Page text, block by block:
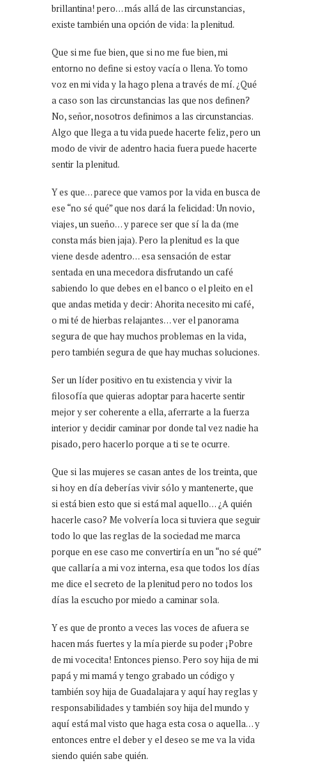
brillantina! pero… más allá de las circunstancias,
existe también una opción de vida: la plenitud.
Que si me fue bien, que si no me fue bien, mi
entorno no define si estoy vacía o llena. Yo tomo
voz en mi vida y la hago plena a través de mí. ¿Qué
a caso son las circunstancias las que nos definen?
No, señor, nosotros definimos a las circunstancias.
Algo que llega a tu vida puede hacerte feliz, pero un
modo de vivir de adentro hacia fuera puede hacerte
sentir la plenitud.
Y es que… parece que vamos por la vida en busca de
ese “no sé qué” que nos dará la felicidad: Un novio,
viajes, un sueño… y parece ser que sí la da (me
consta más bien jaja). Pero la plenitud es la que
viene desde adentro… esa sensación de estar
sentada en una mecedora disfrutando un café
sabiendo lo que debes en el banco o el pleito en el
que andas metida y decir: Ahorita necesito mi café,
o mi té de hierbas relajantes… ver el panorama
segura de que hay muchos problemas en la vida,
pero también segura de que hay muchas soluciones.
Ser un líder positivo en tu existencia y vivir la
filosofía que quieras adoptar para hacerte sentir
mejor y ser coherente a ella, aferrarte a la fuerza
interior y decidir caminar por donde tal vez nadie ha
pisado, pero hacerlo porque a ti se te ocurre.
Que si las mujeres se casan antes de los treinta, que
si hoy en día deberías vivir sólo y mantenerte, que
si está bien esto que si está mal aquello… ¿A quién
hacerle caso? Me volvería loca si tuviera que seguir
todo lo que las reglas de la sociedad me marca
porque en ese caso me convertiría en un “no sé qué”
que callaría a mi voz interna, esa que todos los días
me dice el secreto de la plenitud pero no todos los
días la escucho por miedo a caminar sola.
Y es que de pronto a veces las voces de afuera se
hacen más fuertes y la mía pierde su poder ¡Pobre
de mi vocecita! Entonces pienso. Pero soy hija de mi
papá y mi mamá y tengo grabado un código y
también soy hija de Guadalajara y aquí hay reglas y
responsabilidades y también soy hija del mundo y
aquí está mal visto que haga esta cosa o aquella… y
entonces entre el deber y el deseo se me va la vida
siendo quién sabe quién.